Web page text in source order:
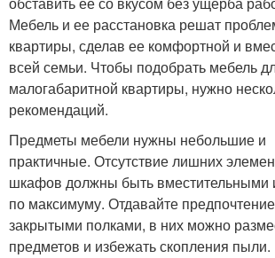
Мебель и ее расстановка решат
квартиры, сделав ее комфортной и
всей семьи. Чтобы подобрать мебель
малогабаритной квартиры, нужно
рекомендаций.
Предметы мебели нужны небольшие и
практичные. Отсутствие лишних
шкафов должны быть вместительными
по максимуму. Отдавайте
закрытыми полками, в них можно
предметов и избежать скопления пыли.